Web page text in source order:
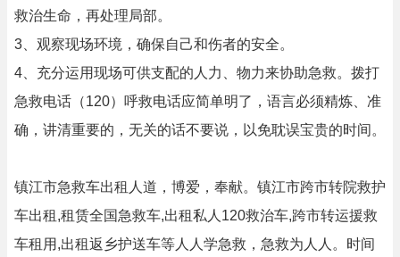
救治生命，再处理局部。
3、观察现场环境，确保自己和伤者的安全。
4、充分运用现场可供支配的人力、物力来协助急救。拨打
急救电话（120）呼救电话应简单明了，语言必须精炼、准
确，讲清重要的，无关的话不要说，以免耽误宝贵的时间。
镇江市急救车出租人道，博爱，奉献。镇江市跨市转院救护
车出租,租赁全国急救车,出租私人120救治车,跨市转运援救
车租用,出租返乡护送车等人人学急救，急救为人人。时间